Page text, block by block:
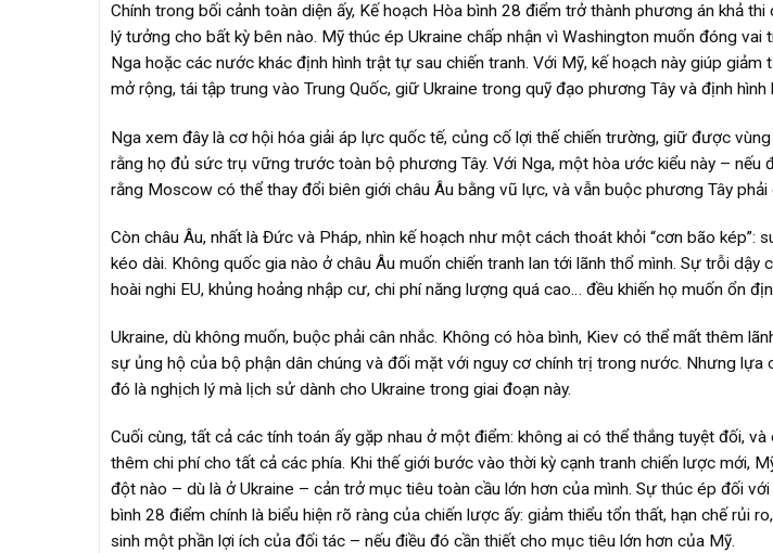
Chính trong bối cảnh toàn diện ấy, Kế hoạch Hòa bình 28 điểm trở thành phương án khả
lý tưởng cho bất kỳ bên nào. Mỹ thúc ép Ukraine chấp nhận vì Washington muốn đóng vai
Nga hoặc các nước khác định hình trật tự sau chiến tranh. Với Mỹ, kế hoạch này giúp giảm
mở rộng, tái tập trung vào Trung Quốc, giữ Ukraine trong quỹ đạo phương Tây và định hình
Nga xem đây là cơ hội hóa giải áp lực quốc tế, củng cố lợi thế chiến trường, giữ được
rằng họ đủ sức trụ vững trước toàn bộ phương Tây. Với Nga, một hòa ước kiểu này – nếu
rằng Moscow có thể thay đổi biên giới châu Âu bằng vũ lực, và vẫn buộc phương Tây phải
Còn châu Âu, nhất là Đức và Pháp, nhìn kế hoạch như một cách thoát khỏi “cơn bão kép”:
kéo dài. Không quốc gia nào ở châu Âu muốn chiến tranh lan tới lãnh thổ mình. Sự trỗi dậy
hoài nghi EU, khủng hoảng nhập cư, chi phí năng lượng quá cao… đều khiến họ muốn ổn
Ukraine, dù không muốn, buộc phải cân nhắc. Không có hòa bình, Kiev có thể mất thêm
sự ủng hộ của bộ phận dân chúng và đối mặt với nguy cơ chính trị trong nước. Nhưng lựa
đó là nghịch lý mà lịch sử dành cho Ukraine trong giai đoạn này.
Cuối cùng, tất cả các tính toán ấy gặp nhau ở một điểm: không ai có thể thắng tuyệt đối,
thêm chi phí cho tất cả các phía. Khi thế giới bước vào thời kỳ cạnh tranh chiến lược mới,
đột nào – dù là ở Ukraine – cản trở mục tiêu toàn cầu lớn hơn của mình. Sự thúc ép đối
bình 28 điểm chính là biểu hiện rõ ràng của chiến lược ấy: giảm thiểu tổn thất, hạn chế rủi
sinh một phần lợi ích của đối tác – nếu điều đó cần thiết cho mục tiêu lớn hơn của Mỹ.